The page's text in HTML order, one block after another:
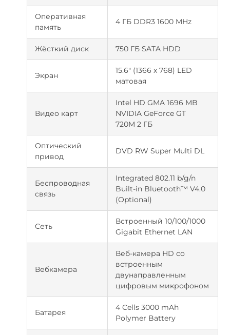
Оперативная
память
4 ГБ DDR3 1600 MHz
Жёсткий диск 750 ГБ SATA HDD
Экран
15.6" (1366 x 768) LED
матовая
Видео карт
Intel HD GMA 1696 MB
NVIDIA GeForce GT
720M 2 ГБ
Оптический
привод
DVD RW Super Multi DL
Беспроводная
связь
Integrated 802.11 b/g/n
Built-in Bluetooth™ V4.0
(Optional)
Сеть
Встроенный 10/100/1000
Gigabit Ethernet LAN
Вебкамера
Веб-камера HD со
встроенным
двунаправленным
цифровым микрофоном
Батарея
4 Cells 3000 mAh
Polymer Battery